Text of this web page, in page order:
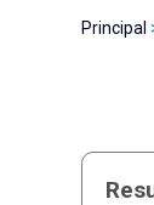
Principal